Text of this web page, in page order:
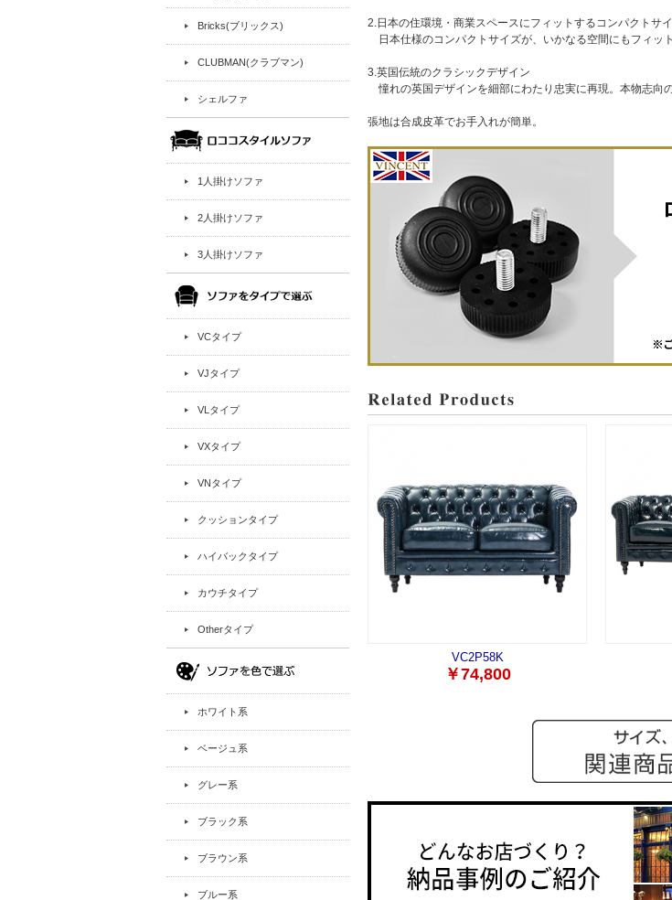
Bricks(ブリックス)
CLUBMAN(クラブマン)
シェルファ
1人掛けソファ
2人掛けソファ
3人掛けソファ
VCタイプ
VJタイプ
VLタイプ
VXタイプ
VNタイプ
クッションタイプ
ハイバックタイプ
カウチタイプ
Otherタイプ
ホワイト系
ベージュ系
グレー系
ブラック系
ブラウン系
ブルー系
2.日本の住環境・商業スペースにフィットするコンパクトサ
日本仕様のコンパクトサイズが、いかなる空間にもフィッ
3.英国伝統のクラシックデザイン
憧れの英国デザインを細部にわたり忠実に再現。本物志向
張地は合成皮革でお手入れが簡単。
VC2P58K
￥74,800